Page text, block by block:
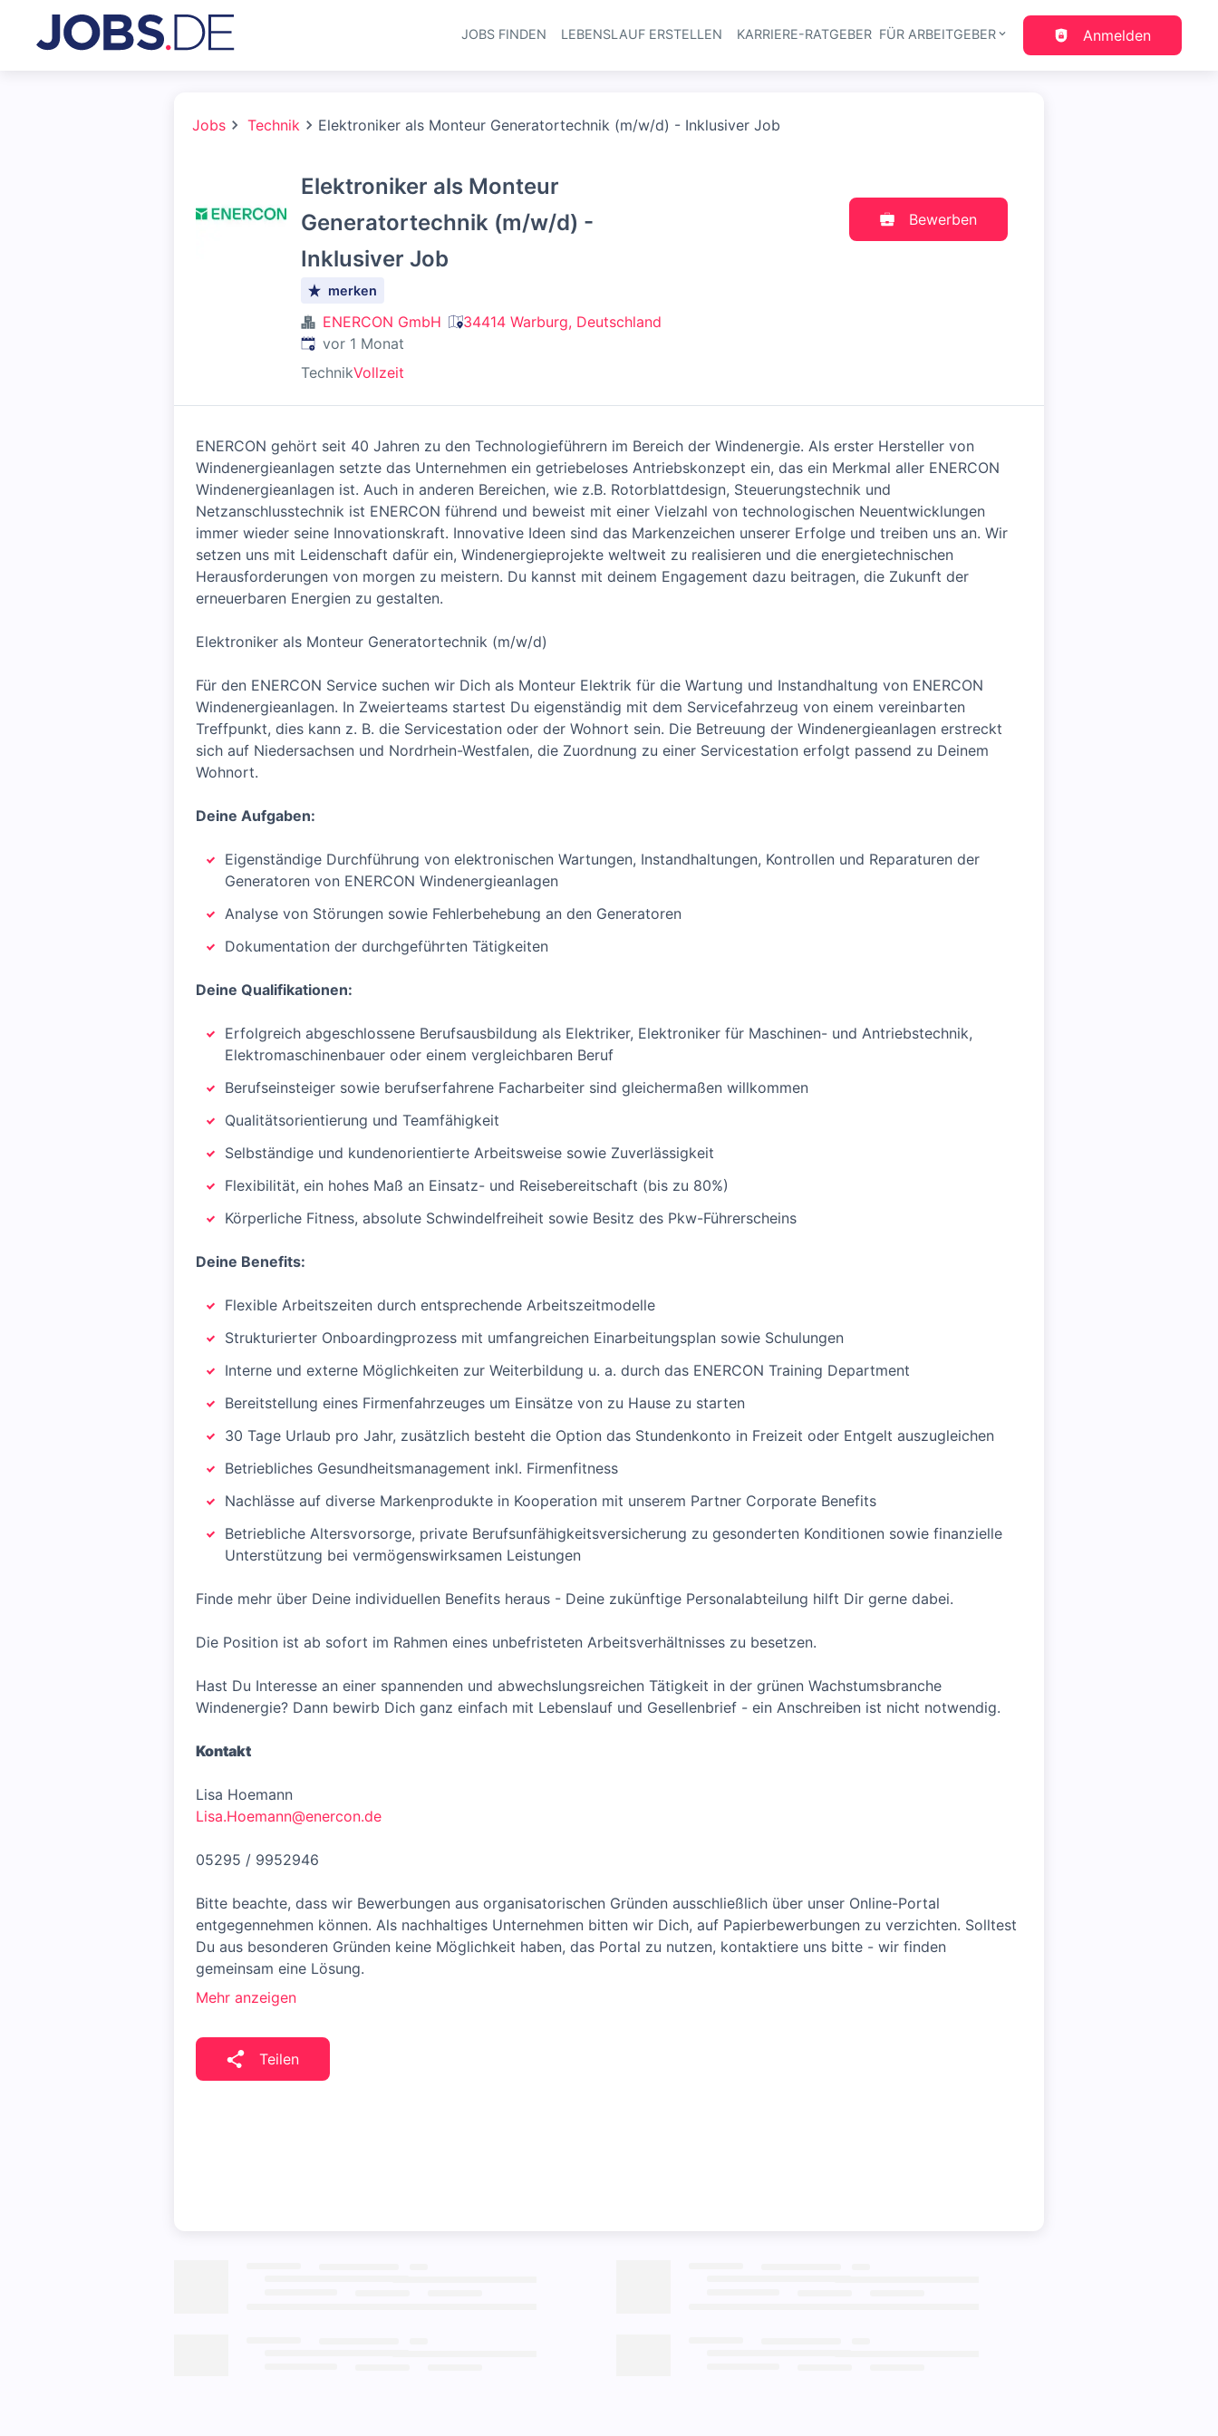
Haupt-Navigation
JOBS FINDEN LEBENSLAUF ERSTELLEN KARRIERE-RATGEBER FÜR ARBEITGEBER Anmelden
Jobs Technik Elektroniker als Monteur Generatortechnik (m/w/d) - Inklusiver Job
Elektroniker als Monteur
Generatortechnik (m/w/d) -
Inklusiver Job
merken
ENERCON GmbH
34414 Warburg, Deutschland
Veröffentlicht:
vor 1 Monat
TechnikVollzeit
Bewerben
ENERCON gehört seit 40 Jahren zu den Technologieführern im Bereich der Windenergie. Als erster Hersteller von
Windenergieanlagen setzte das Unternehmen ein getriebeloses Antriebskonzept ein, das ein Merkmal aller ENERCON
Windenergieanlagen ist. Auch in anderen Bereichen, wie z.B. Rotorblattdesign, Steuerungstechnik und
Netzanschlusstechnik ist ENERCON führend und beweist mit einer Vielzahl von technologischen Neuentwicklungen
immer wieder seine Innovationskraft. Innovative Ideen sind das Markenzeichen unserer Erfolge und treiben uns an. Wir
setzen uns mit Leidenschaft dafür ein, Windenergieprojekte weltweit zu realisieren und die energietechnischen
Herausforderungen von morgen zu meistern. Du kannst mit deinem Engagement dazu beitragen, die Zukunft der
erneuerbaren Energien zu gestalten.
Elektroniker als Monteur Generatortechnik (m/w/d)
Für den ENERCON Service suchen wir Dich als Monteur Elektrik für die Wartung und Instandhaltung von ENERCON
Windenergieanlagen. In Zweierteams startest Du eigenständig mit dem Servicefahrzeug von einem vereinbarten
Treffpunkt, dies kann z. B. die Servicestation oder der Wohnort sein. Die Betreuung der Windenergieanlagen erstreckt
sich auf Niedersachsen und Nordrhein-Westfalen, die Zuordnung zu einer Servicestation erfolgt passend zu Deinem
Wohnort.
Deine Aufgaben:
Eigenständige Durchführung von elektronischen Wartungen, Instandhaltungen, Kontrollen und Reparaturen der
Generatoren von ENERCON Windenergieanlagen
Analyse von Störungen sowie Fehlerbehebung an den Generatoren
Dokumentation der durchgeführten Tätigkeiten
Deine Qualifikationen:
Erfolgreich abgeschlossene Berufsausbildung als Elektriker, Elektroniker für Maschinen- und Antriebstechnik,
Elektromaschinenbauer oder einem vergleichbaren Beruf
Berufseinsteiger sowie berufserfahrene Facharbeiter sind gleichermaßen willkommen
Qualitätsorientierung und Teamfähigkeit
Selbständige und kundenorientierte Arbeitsweise sowie Zuverlässigkeit
Flexibilität, ein hohes Maß an Einsatz- und Reisebereitschaft (bis zu 80%)
Körperliche Fitness, absolute Schwindelfreiheit sowie Besitz des Pkw-Führerscheins
Deine Benefits:
Flexible Arbeitszeiten durch entsprechende Arbeitszeitmodelle
Strukturierter Onboardingprozess mit umfangreichen Einarbeitungsplan sowie Schulungen
Interne und externe Möglichkeiten zur Weiterbildung u. a. durch das ENERCON Training Department
Bereitstellung eines Firmenfahrzeuges um Einsätze von zu Hause zu starten
30 Tage Urlaub pro Jahr, zusätzlich besteht die Option das Stundenkonto in Freizeit oder Entgelt auszugleichen
Betriebliches Gesundheitsmanagement inkl. Firmenfitness
Nachlässe auf diverse Markenprodukte in Kooperation mit unserem Partner Corporate Benefits
Betriebliche Altersvorsorge, private Berufsunfähigkeitsversicherung zu gesonderten Konditionen sowie finanzielle
Unterstützung bei vermögenswirksamen Leistungen
Finde mehr über Deine individuellen Benefits heraus - Deine zukünftige Personalabteilung hilft Dir gerne dabei.
Die Position ist ab sofort im Rahmen eines unbefristeten Arbeitsverhältnisses zu besetzen.
Hast Du Interesse an einer spannenden und abwechslungsreichen Tätigkeit in der grünen Wachstumsbranche
Windenergie? Dann bewirb Dich ganz einfach mit Lebenslauf und Gesellenbrief - ein Anschreiben ist nicht notwendig.
Kontakt
Lisa Hoemann
Lisa.Hoemann@enercon.de
05295 / 9952946
Bitte beachte, dass wir Bewerbungen aus organisatorischen Gründen ausschließlich über unser Online-Portal
entgegennehmen können. Als nachhaltiges Unternehmen bitten wir Dich, auf Papierbewerbungen zu verzichten. Solltest
Du aus besonderen Gründen keine Möglichkeit haben, das Portal zu nutzen, kontaktiere uns bitte - wir finden
gemeinsam eine Lösung.
Mehr anzeigen
Teilen